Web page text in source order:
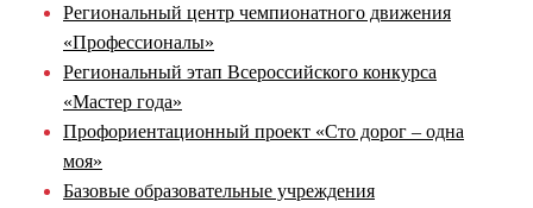
Региональный центр чемпионатного движения
«Профессионалы»
Региональный этап Всероссийского конкурса
«Мастер года»
Профориентационный проект «Сто дорог – одна
моя»
Базовые образовательные учреждения